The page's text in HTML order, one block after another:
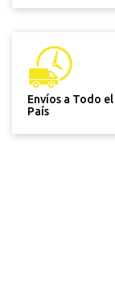
Envíos a Todo el
País